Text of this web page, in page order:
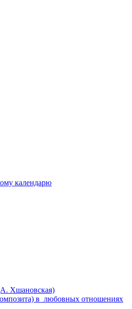
календарю
Хшановская)
в любовных отношениях